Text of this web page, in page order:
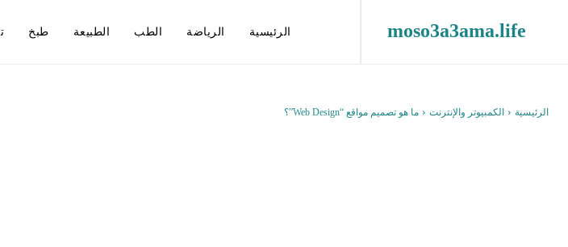
moso3a3ama.life الرئيسية الرياضة الطب الطبيعة طبخ
الرئيسية الكمبيوتر والإنترنت ما هو تصميم مواقع “Web Design”؟